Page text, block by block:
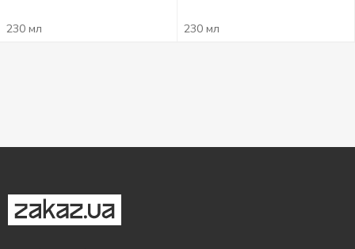
230 мл 230 мл